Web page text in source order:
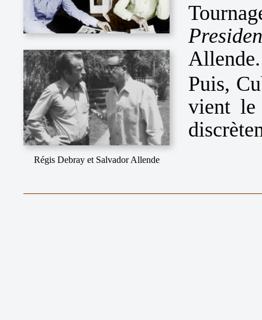
Régis Debray et Salvador Allende
Allende.
Puis,
vient le